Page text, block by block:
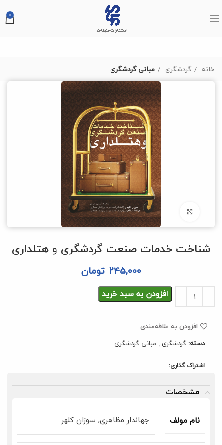
0
خانه گردشگری مبانی گردشگری
بزرگنمایی تصویر
شناخت خدمات صنعت گردشگری و هتلداری
245,000 تومان
افزودن به سبد خرید
افزودن به علاقه‌مندی
دسته: گردشگری, مبانی گردشگری
اشتراک گذاری:
مشخصات
نام مولف جهاندار مظاهری, سوزان کلهر